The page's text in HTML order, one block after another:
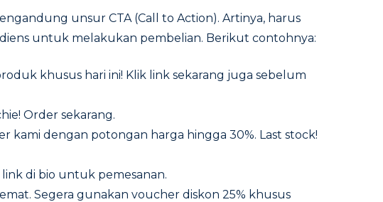
unsur CTA (Call to Action). Artinya, harus
untuk melakukan pembelian. Berikut contohnya:
khusus hari ini! Klik link sekarang juga sebelum
Order sekarang.
kami dengan potongan harga hingga 30%. Last stock!
di bio untuk pemesanan.
Segera gunakan voucher diskon 25% khusus